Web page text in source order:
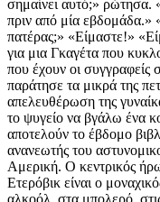
σημαίνει αυτό;» ρώτησα.
πριν από μία εβδομάδα.»
πατέρας;» «Είμαστε!»
για μια Γκαγέτα που
που έχουν οι συγγραφείς
παράτησε τα μικρά της
απελευθέρωση της
το ψυγείο να βγάλω ένα
αποτελούν το έβδομο
ανανεωτής του
Αμερική. Ο κεντρικός
Ετερόβικ είναι ο